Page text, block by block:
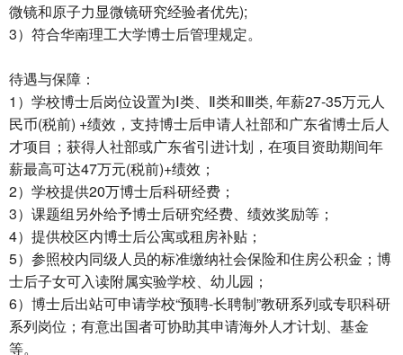
微镜和原子力显微镜研究经验者优先);
3）符合华南理工大学博士后管理规定。
待遇与保障：
1）学校博士后岗位设置为Ⅰ类、Ⅱ类和Ⅲ类, 年薪27-35万元人
民币(税前) +绩效，支持博士后申请人社部和广东省博士后人
才项目；获得人社部或广东省引进计划，在项目资助期间年
薪最高可达47万元(税前)+绩效；
2）学校提供20万博士后科研经费；
3）课题组另外给予博士后研究经费、绩效奖励等；
4）提供校区内博士后公寓或租房补贴；
5）参照校内同级人员的标准缴纳社会保险和住房公积金；博
士后子女可入读附属实验学校、幼儿园；
6）博士后出站可申请学校“预聘-长聘制”教研系列或专职科研
系列岗位；有意出国者可协助其申请海外人才计划、基金
等。